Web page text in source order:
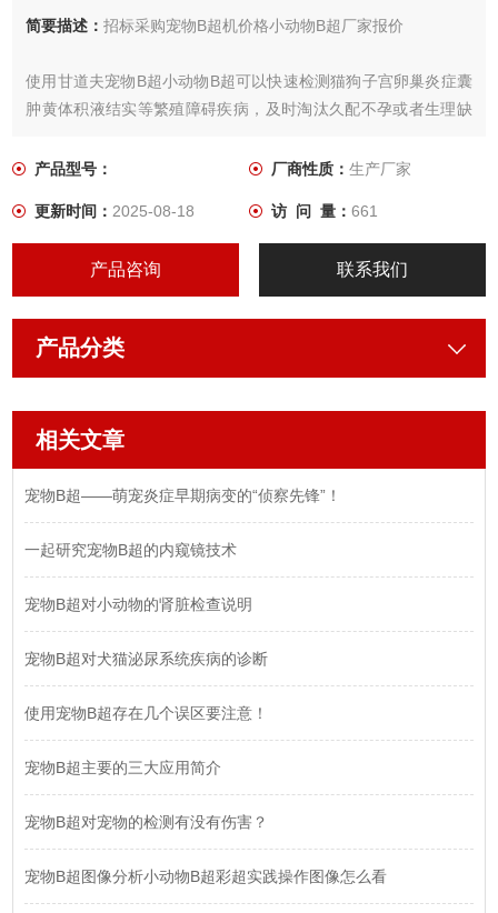
简要描述：招标采购宠物B超机价格小动物B超厂家报价
使用甘道夫宠物B超小动物B超可以快速检测猫狗子宫卵巢炎症囊
肿黄体积液结实等繁殖障碍疾病，及时淘汰久配不孕或者生理缺
和高校科研单位招标采购宠物B超价格报价甘道夫宠物B超厂家整
价格，欢迎大家前来咨询交流学习。
产品型号： 厂商性质： 生产厂家
更新时间：2025-08-18 访 问 量： 661
产品咨询 联系我们
产品分类
相关文章
宠物B超——萌宠炎症早期病变的“侦察先锋”！
一起研究宠物B超的内窥镜技术
宠物B超对小动物的肾脏检查说明
宠物B超对犬猫泌尿系统疾病的诊断
使用宠物B超存在几个误区要注意！
宠物B超主要的三大应用简介
宠物B超对宠物的检测有没有伤害？
宠物B超图像分析小动物B超彩超实践操作图像怎么看